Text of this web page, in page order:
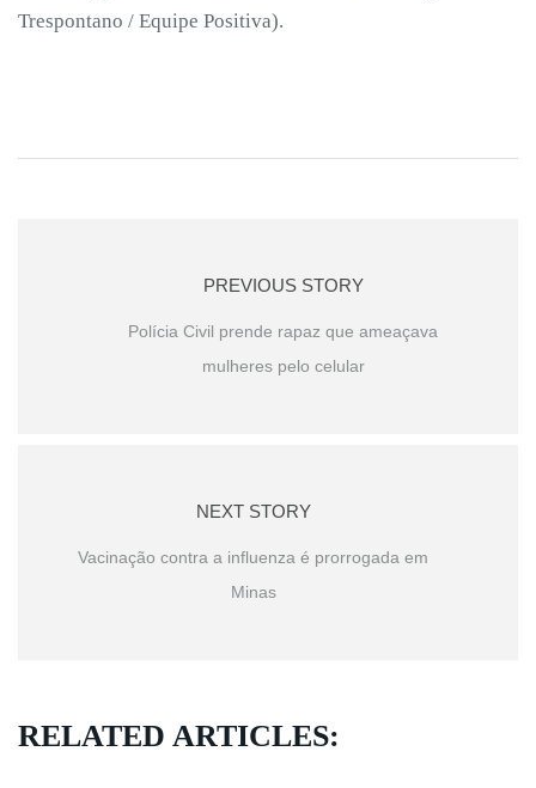
Trespontano / Equipe Positiva).
PREVIOUS STORY
Polícia Civil prende rapaz que ameaçava
mulheres pelo celular
NEXT STORY
Vacinação contra a influenza é prorrogada em
Minas
RELATED ARTICLES: